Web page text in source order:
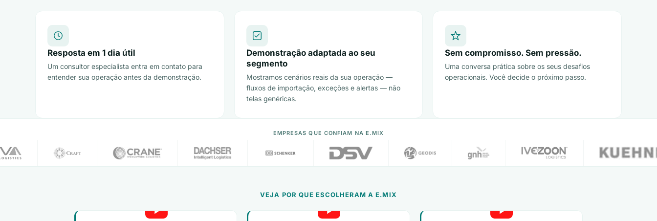
Resposta em 1 dia útil
Um consultor especialista entra em contato para
entender sua operação antes da demonstração.
Demonstração adaptada ao seu
segmento
Mostramos cenários reais da sua operação —
fluxos de importação, exceções e alertas — não
telas genéricas.
Sem compromisso. Sem pressão.
Uma conversa prática sobre os seus desafios
operacionais. Você decide o próximo passo.
EMPRESAS QUE CONFIAM NA E.MIX
VEJA POR QUE ESCOLHERAM A E.MIX